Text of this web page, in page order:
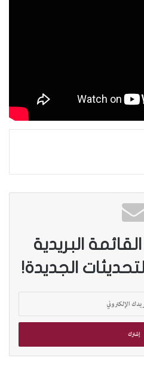
البريدية
الجديدة!